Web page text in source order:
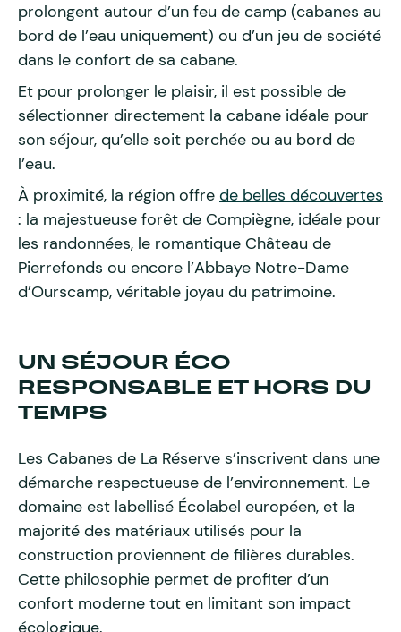
prolongent autour d’un feu de camp (cabanes au
bord de l’eau uniquement) ou d’un jeu de société
dans le confort de sa cabane.
Et pour prolonger le plaisir, il est possible de
sélectionner directement la cabane idéale pour
son séjour, qu’elle soit perchée ou au bord de
l’eau.
À proximité, la région offre de belles découvertes
: la majestueuse forêt de Compiègne, idéale pour
les randonnées, le romantique Château de
Pierrefonds ou encore l’Abbaye Notre-Dame
d’Ourscamp, véritable joyau du patrimoine.
UN SÉJOUR ÉCO
RESPONSABLE ET HORS DU
TEMPS
Les Cabanes de La Réserve s’inscrivent dans une
démarche respectueuse de l’environnement. Le
domaine est labellisé Écolabel européen, et la
majorité des matériaux utilisés pour la
construction proviennent de filières durables.
Cette philosophie permet de profiter d’un
confort moderne tout en limitant son impact
écologique.